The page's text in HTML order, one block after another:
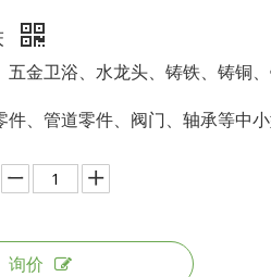
五金卫浴、水龙头、铸铁、铸铜
件、管道零件、阀门、轴承等中
询价